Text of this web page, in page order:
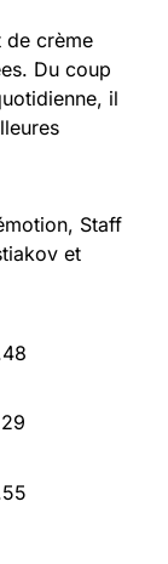
de crème
Du coup
il
Staff
et